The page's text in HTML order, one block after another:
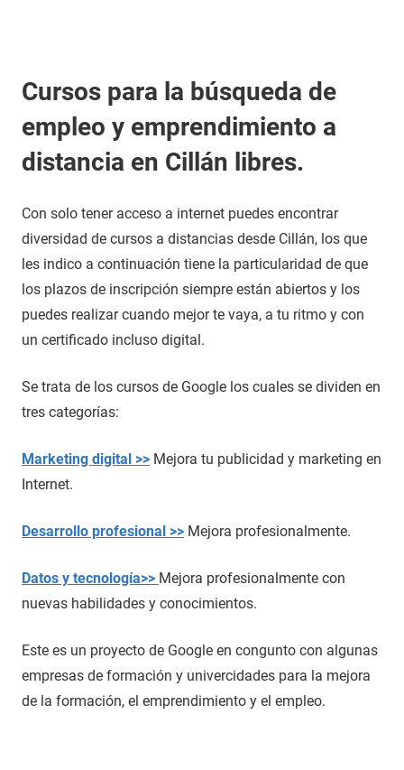
Cursos para la búsqueda de
empleo y emprendimiento a
distancia en Cillán libres.
Con solo tener acceso a internet puedes encontrar
diversidad de cursos a distancias desde Cillán, los que
les indico a continuación tiene la particularidad de que
los plazos de inscripción siempre están abiertos y los
puedes realizar cuando mejor te vaya, a tu ritmo y con
un certificado incluso digital.
Se trata de los cursos de Google los cuales se dividen en
tres categorías:
Marketing digital >> Mejora tu publicidad y marketing en
Internet.
Desarrollo profesional >> Mejora profesionalmente.
Datos y tecnología>> Mejora profesionalmente con
nuevas habilidades y conocimientos.
Este es un proyecto de Google en congunto con algunas
empresas de formación y univercidades para la mejora
de la formación, el emprendimiento y el empleo.